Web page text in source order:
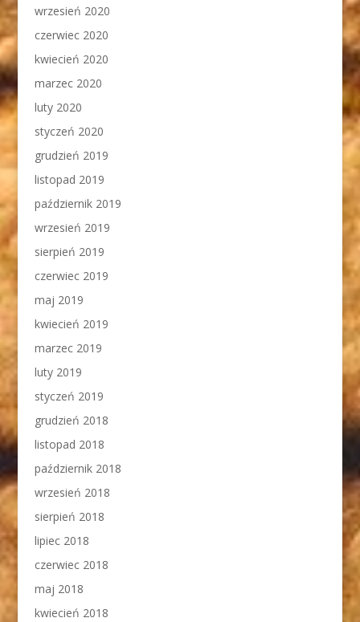
wrzesień 2020
czerwiec 2020
kwiecień 2020
marzec 2020
luty 2020
styczeń 2020
grudzień 2019
listopad 2019
październik 2019
wrzesień 2019
sierpień 2019
czerwiec 2019
maj 2019
kwiecień 2019
marzec 2019
luty 2019
styczeń 2019
grudzień 2018
listopad 2018
październik 2018
wrzesień 2018
sierpień 2018
lipiec 2018
czerwiec 2018
maj 2018
kwiecień 2018